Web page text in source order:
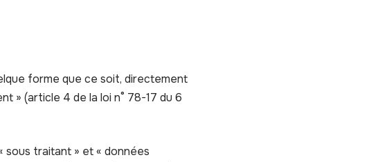
forme que ce soit, directement
» (article 4 de la loi n° 78-17 du 6
sous traitant » et « données